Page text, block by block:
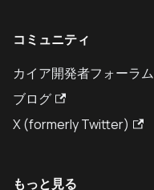
コミュニティ
カイア開発者フォーラム
ブログ
X (formerly Twitter)
もっと見る